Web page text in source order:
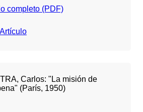
completo (PDF)
Carlos: "La misión de
(París, 1950)